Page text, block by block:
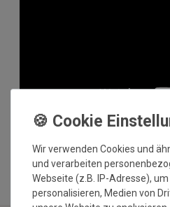
MEHR INFORMATIONEN ZUM EU
Wir verwenden Cookies und
und verarbeiten
Webseite (z.B. IP-Adresse),
personalisieren, Medien von